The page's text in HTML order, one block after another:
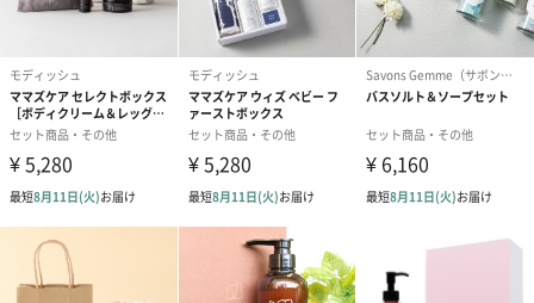
ISLAND BATH＆BODYの小さくてキュートなバッグに入ったバス
シーソルトです。
ミネラルソルトを使用しているので、保湿力が高いです。
肌のケアをしながら、ゆったりとお風呂を楽しめます。